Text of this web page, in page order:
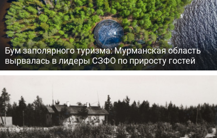
Бум заполярного туризма: Мурманская область
вырвалась в лидеры СЗФО по приросту гостей